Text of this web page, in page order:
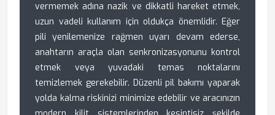
vermemek adına nazik ve dikkatli hareket etmek,
uzun vadeli kullanım için oldukça önemlidir. Eğer
pili yenilemenize rağmen uyarı devam ederse,
anahtarın araçla olan senkronizasyonunu kontrol
etmek veya yuvadaki temas noktalarını
temizlemek gerekebilir. Düzenli pil bakımı yaparak
yolda kalma riskinizi minimize edebilir ve aracınızın